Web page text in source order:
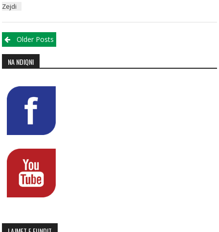
Zejdi
Posts navigation
Older Posts
NA NDIQNI